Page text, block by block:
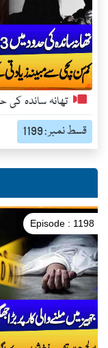
تھانہ ساندہ کی حدود میں 13 سالہ
قسط نمبر : 1199
Episode : 1198